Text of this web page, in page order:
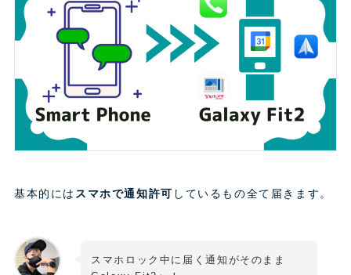
基本的には スマホで通知許可 しているもの全て届きます。
スマホロック中に届く通知がそのまま